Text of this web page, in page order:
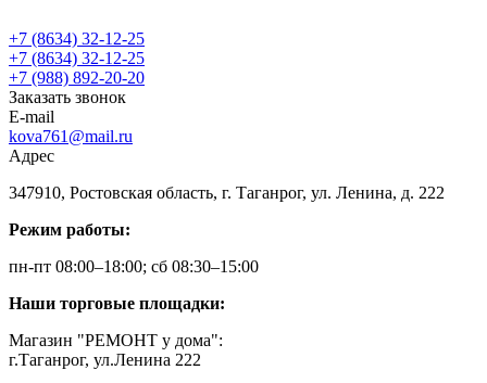
+7 (8634) 32-12-25
+7 (8634) 32-12-25
+7 (988) 892-20-20
Заказать звонок
E-mail
kova761@mail.ru
Адрес
347910, Ростовская область, г. Таганрог, ул. Ленина, д. 222
Режим работы:
пн-пт 08:00–18:00; сб 08:30–15:00
Наши торговые площадки:
Магазин "РЕМОНТ у дома":
г.Таганрог, ул.Ленина 222